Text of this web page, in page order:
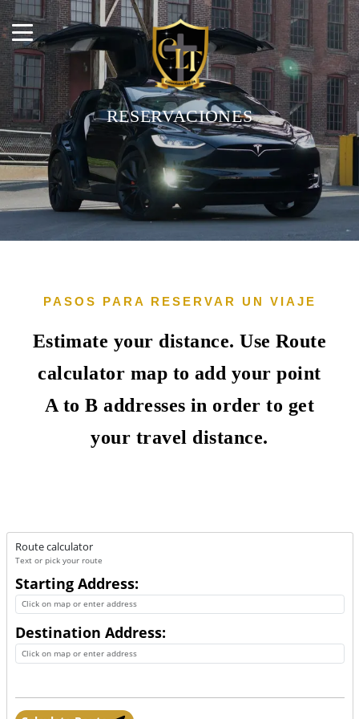
RESERVACIONES
PASOS PARA RESERVAR UN VIAJE
Estimate your distance. Use Route
calculator map to add your point
A to B addresses in order to get
your travel distance.
Route calculator
Text or pick your route
Starting Address:
Destination Address: